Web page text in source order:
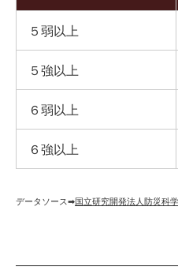
５弱以上
５強以上
６弱以上
６強以上
データソース➡︎国立研究開発法人防災科